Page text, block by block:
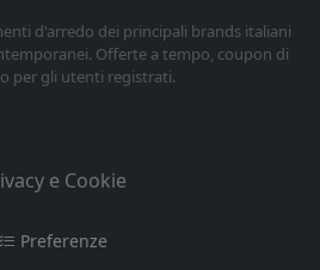
d'arredo dei principali brands italiani
Offerte a tempo, coupon di
per gli utenti registrati.
e Cookie
Preferenze